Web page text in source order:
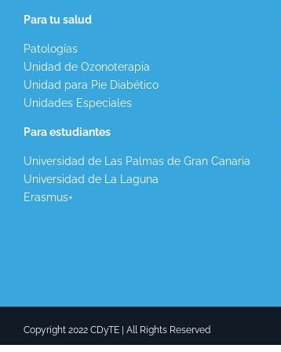
Para tu salud
Patologías
Unidad de Ozonoterapia
Unidad para Pie Diabético
Unidades Especiales
Para estudiantes
Universidad de Las Palmas de Gran Canaria
Universidad de La Laguna
Erasmus+
Copyright 2022 CDyTE | All Rights Reserved